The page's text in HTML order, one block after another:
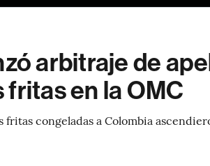
arbitraje de
en la OMC
fritas congeladas a Colombia